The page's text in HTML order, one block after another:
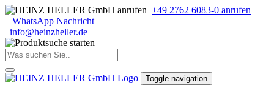
+49 2762 6083-0 anrufen
WhatsApp Nachricht
info@heinzheller.de
Toggle navigation